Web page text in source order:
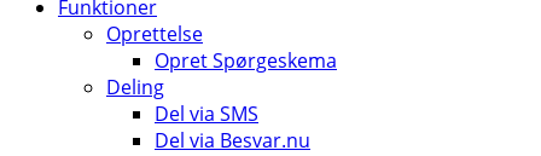
Funktioner
Oprettelse
Opret Spørgeskema
Deling
Del via SMS
Del via Besvar.nu